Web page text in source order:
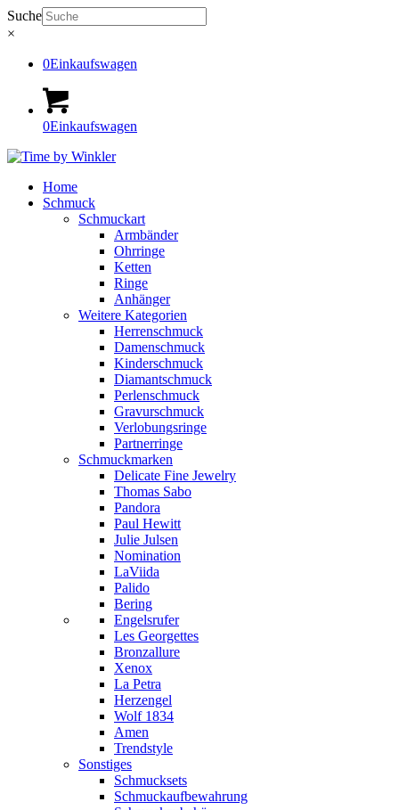
Suche
×
0Einkaufswagen
0Einkaufswagen
Home
Schmuck
Schmuckart
Armbänder
Ohrringe
Ketten
Ringe
Anhänger
Weitere Kategorien
Herrenschmuck
Damenschmuck
Kinderschmuck
Diamantschmuck
Perlenschmuck
Gravurschmuck
Verlobungsringe
Partnerringe
Schmuckmarken
Delicate Fine Jewelry
Thomas Sabo
Pandora
Paul Hewitt
Julie Julsen
Nomination
LaViida
Palido
Bering
Engelsrufer
Les Georgettes
Bronzallure
Xenox
La Petra
Herzengel
Wolf 1834
Amen
Trendstyle
Sonstiges
Schmucksets
Schmuckaufbewahrung